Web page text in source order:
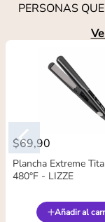
PERSONAS
$69,90
Plancha Extreme
480°F - LIZZE
Añadir al